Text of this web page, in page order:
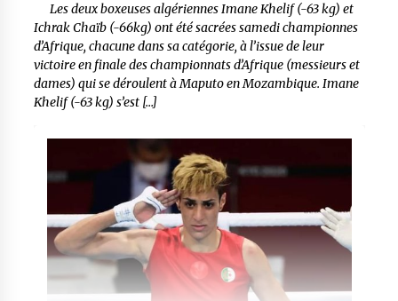
Les deux boxeuses algériennes Imane Khelif (-63 kg) et
Ichrak Chaïb (-66kg) ont été sacrées samedi championnes
d’Afrique, chacune dans sa catégorie, à l’issue de leur
victoire en finale des championnats d’Afrique (messieurs et
dames) qui se déroulent à Maputo en Mozambique. Imane
Khelif (-63 kg) s’est […]